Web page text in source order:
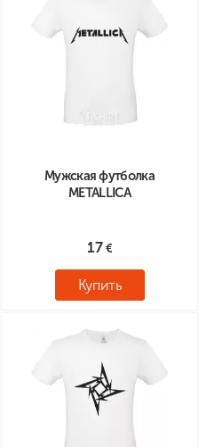
Мужская футболка
METALLICA
17
Купить